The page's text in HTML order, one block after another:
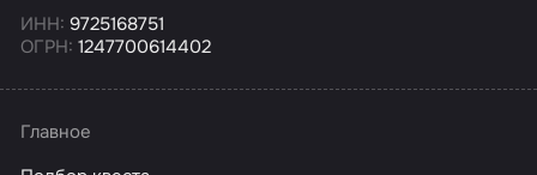
ИНН: 9725168751
ОГРН: 1247700614402
Главное